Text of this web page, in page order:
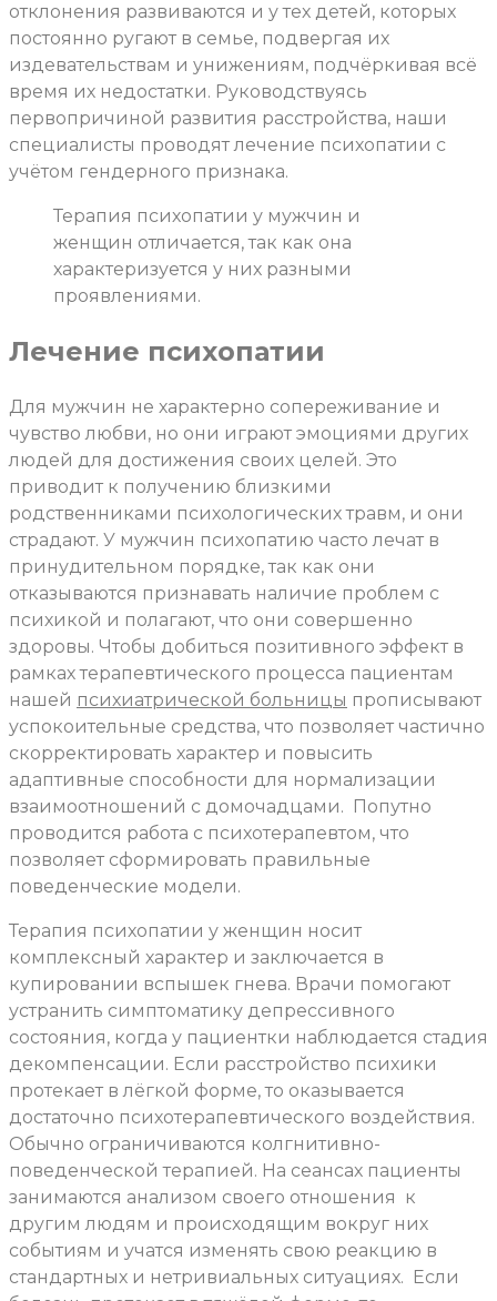
отклонения развиваются и у тех детей, которых
постоянно ругают в семье, подвергая их
издевательствам и унижениям, подчёркивая всё
время их недостатки. Руководствуясь
первопричиной развития расстройства, наши
специалисты проводят лечение психопатии с
учётом гендерного признака.
Терапия психопатии у мужчин и
женщин отличается, так как она
характеризуется у них разными
проявлениями.
Лечение психопатии
Для мужчин не характерно сопереживание и
чувство любви, но они играют эмоциями других
людей для достижения своих целей. Это
приводит к получению близкими
родственниками психологических травм, и они
страдают. У мужчин психопатию часто лечат в
принудительном порядке, так как они
отказываются признавать наличие проблем с
психикой и полагают, что они совершенно
здоровы. Чтобы добиться позитивного эффект в
рамках терапевтического процесса пациентам
нашей психиатрической больницы прописывают
успокоительные средства, что позволяет частично
скорректировать характер и повысить
адаптивные способности для нормализации
взаимоотношений с домочадцами.
Попутно
проводится работа с психотерапевтом, что
позволяет сформировать правильные
поведенческие модели.
Терапия психопатии у женщин носит
комплексный характер и заключается в
купировании вспышек гнева. Врачи помогают
устранить симптоматику депрессивного
состояния, когда у пациентки наблюдается стадия
декомпенсации. Если расстройство психики
протекает в лёгкой форме, то оказывается
достаточно психотерапевтического воздействия.
Обычно ограничиваются колгнитивно-
поведенческой терапией. На сеансах пациенты
занимаются анализом своего отношения
к
другим людям и происходящим вокруг них
событиям и учатся изменять свою реакцию в
стандартных и нетривиальных ситуациях.
Если